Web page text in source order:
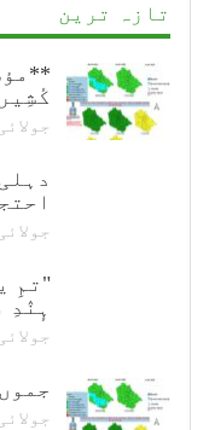
تازہ ترین
جولائی 17, 2026
جولائی 16, 2026
"تمِ
جولائی 16, 2026
جولائی 16, 2026